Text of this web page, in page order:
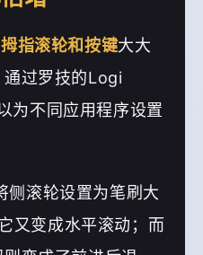
拇指滚轮和按键大大
通过罗技的Logi
为不同应用程序设置
滚轮设置为笔刷大
又变成水平滚动；而